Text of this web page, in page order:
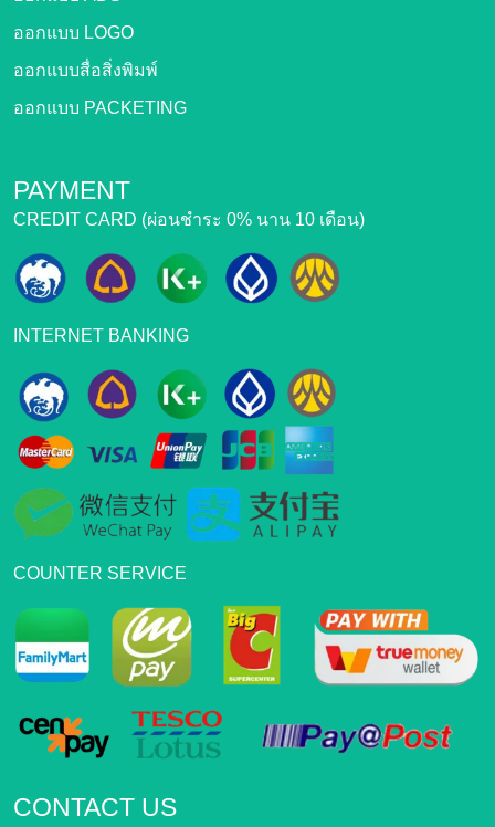
ออกแบบ LOGO
ออกแบบสื่อสิ่งพิมพ์
ออกแบบ PACKETING
PAYMENT
CREDIT CARD (ผ่อนชำระ 0% นาน 10 เดือน)
INTERNET BANKING
COUNTER SERVICE
CONTACT US